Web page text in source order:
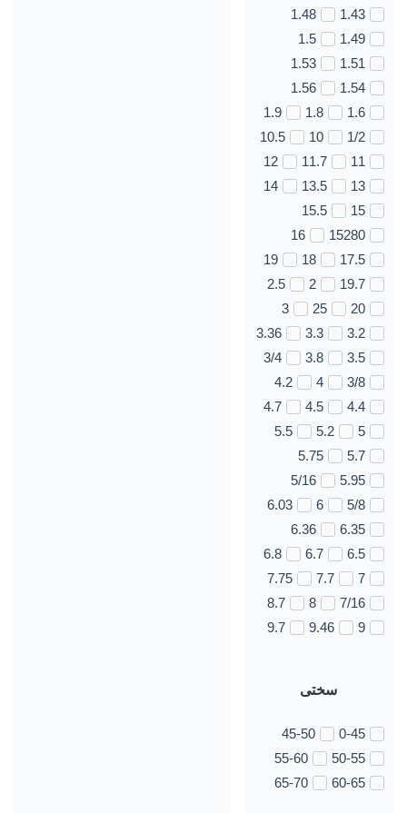
1.43
1.48
1.49
1.5
1.51
1.53
1.54
1.56
1.6
1.8
1.9
1/2
10
10.5
11
11.7
12
13
13.5
14
15
15.5
15280
16
17.5
18
19
19.7
2
2.5
20
25
3
3.2
3.3
3.36
3.5
3.8
3/4
3/8
4
4.2
4.4
4.5
4.7
5
5.2
5.5
5.7
5.75
5.95
5/16
5/8
6
6.03
6.35
6.36
6.5
6.7
6.8
7
7.7
7.75
7/16
8
8.7
9
9.46
9.7
سختی
0-45
45-50
50-55
55-60
60-65
65-70